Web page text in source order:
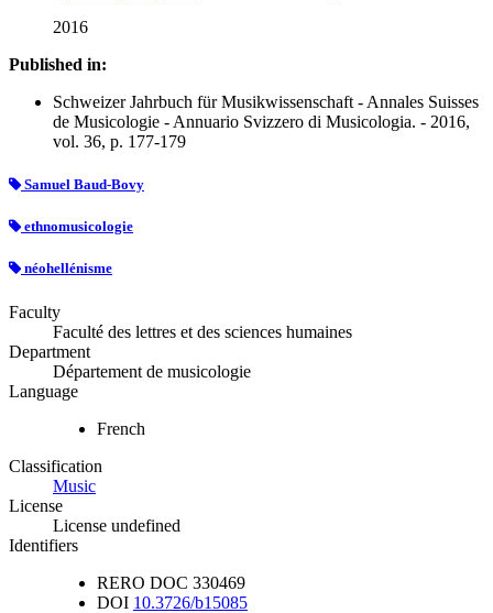
2016
Published in:
Schweizer Jahrbuch für Musikwissenschaft - Annales Suisses
de Musicologie - Annuario Svizzero di Musicologia. - 2016,
vol. 36, p. 177-179
Samuel Baud-Bovy
ethnomusicologie
néohellénisme
Faculty
Faculté des lettres et des sciences humaines
Department
Département de musicologie
Language
French
Classification
Music
License
License undefined
Identifiers
RERO DOC 330469
DOI 10.3726/b15085